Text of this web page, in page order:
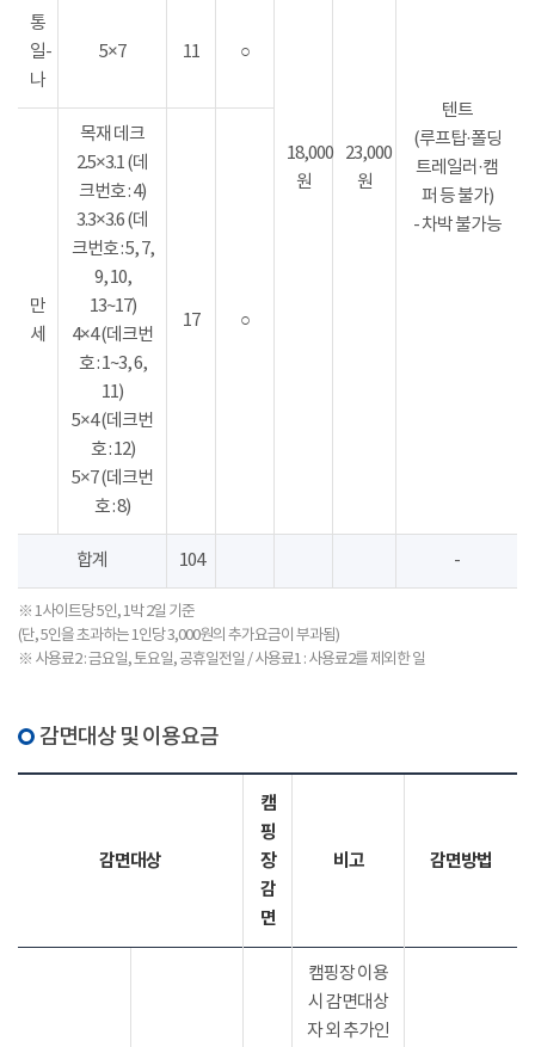
18,000
원
23,000
원
텐트
(루프탑·폴딩
트레일러·캠
퍼 등 불가)
- 차박 불가능
통
일-
나
5×7 11 ○
만
세
목재 데크
2.5×3.1 (데
크번호 : 4)
3.3×3.6 (데
크번호 : 5, 7,
9, 10,
13~17)
4×4 (데크번
호 : 1~3, 6,
11)
5×4 (데크번
호 : 12)
5×7 (데크번
호 : 8)
17 ○
합계 104 -
※ 1사이트당 5인, 1박 2일 기준
(단, 5인을 초과하는 1인당 3,000원의 추가요금이 부과됨)
※ 사용료2 : 금요일, 토요일, 공휴일전일 / 사용료1 : 사용료2를 제외한 일
감면대상 및 이용요금
감면대상
캠
핑
장
감
면
비고 감면방법
캠핑장 이용
시 감면대상
자 외 추가인